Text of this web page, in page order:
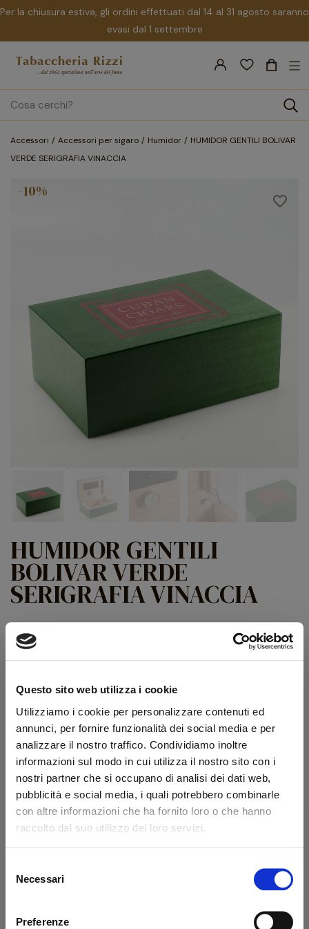
Questo sito web utilizza i cookie
Utilizziamo i cookie per personalizzare contenuti ed
annunci, per fornire funzionalità dei social media e per
analizzare il nostro traffico. Condividiamo inoltre
informazioni sul modo in cui utilizza il nostro sito con i
nostri partner che si occupano di analisi dei dati web,
pubblicità e social media, i quali potrebbero combinarle
con altre informazioni che ha fornito loro o che hanno
raccolto dal suo utilizzo dei loro servizi.
delNecessari
Preferenze
Per la chiusura estiva, gli ordini effettuati dal 14 al 31 agosto saranno
evasi dal 1 settembre
search
☰
Accessori Accessori per sigaro Humidor
HUMIDOR GENTILI BOLIVAR
VERDE SERIGRAFIA VINACCIA
favorite_border
-10%
HUMIDOR GENTILI
BOLIVAR VERDE
SERIGRAFIA VINACCIA
Bolivar Serigrafia
COD:
Humidor da 50 sigari in legno con finitura verde e serigrafia
340,00 € 306,00 € IVA inclusa
250,82 € IVA esclusa
Quantità